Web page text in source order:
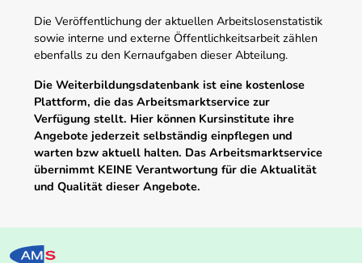
Die Veröffentlichung der aktuellen Arbeitslosenstatistik
sowie interne und externe Öffentlichkeitsarbeit zählen
ebenfalls zu den Kernaufgaben dieser Abteilung.
Die Weiterbildungsdatenbank ist eine kostenlose
Plattform, die das Arbeitsmarktservice zur
Verfügung stellt. Hier können Kursinstitute ihre
Angebote jederzeit selbständig einpflegen und
warten bzw aktuell halten. Das Arbeitsmarktservice
übernimmt KEINE Verantwortung für die Aktualität
und Qualität dieser Angebote.